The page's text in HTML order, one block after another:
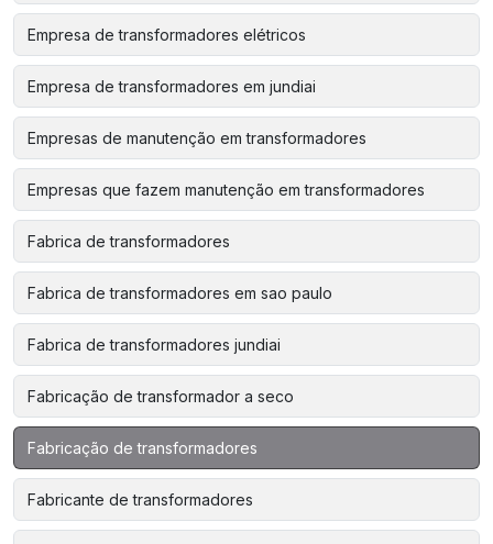
Empresa de transformadores elétricos
Empresa de transformadores em jundiai
Empresas de manutenção em transformadores
Empresas que fazem manutenção em transformadores
Fabrica de transformadores
Fabrica de transformadores em sao paulo
Fabrica de transformadores jundiai
Fabricação de transformador a seco
Fabricação de transformadores
Fabricante de transformadores